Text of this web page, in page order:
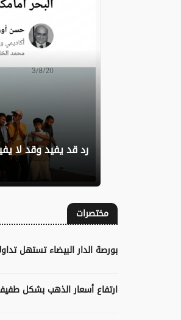
رد قد يفيد وقد لا
مختصرات
بورصة الدار البيضاء تستهل
ارتفاع أسعار الذهب بشكل